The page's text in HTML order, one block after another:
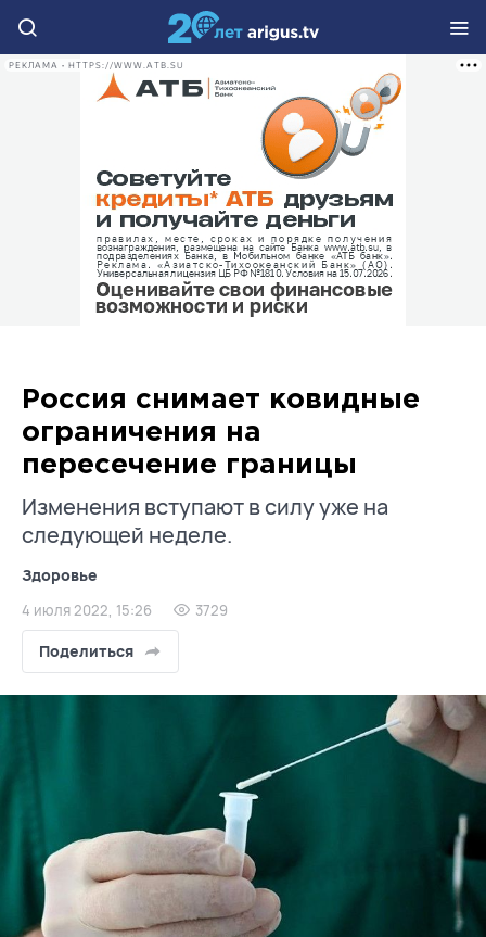
РЕКЛАМА • HTTPS://WWW.ATB.SU
Россия снимает ковидные
ограничения на
пересечение границы
Изменения вступают в силу уже на
следующей неделе.
Здоровье
4 июля 2022, 15:26 3729
Поделиться